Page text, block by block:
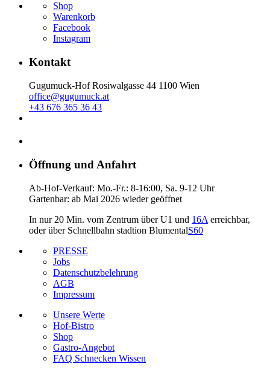
Shop
Warenkorb
Facebook
Instagram
Kontakt
Gugumuck-Hof Rosiwalgasse 44 1100 Wien
office@gugumuck.at
+43 676 365 36 43
Öffnung und Anfahrt
Ab-Hof-Verkauf: Mo.-Fr.: 8-16:00, Sa. 9-12 Uhr
Gartenbar: ab Mai 2026 wieder geöffnet
In nur 20 Min. vom Zentrum über U1 und 16A erreichbar,
oder über Schnellbahn stadtion BlumentalS60
PRESSE
Jobs
Datenschutzbelehrung
AGB
Impressum
Unsere Werte
Hof-Bistro
Shop
Gastro-Angebot
FAQ Schnecken Wissen